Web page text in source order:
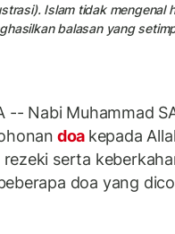
Islam tidak mengenal
balasan yang
-- Nabi Muhammad
doa kepada
serta
doa yang